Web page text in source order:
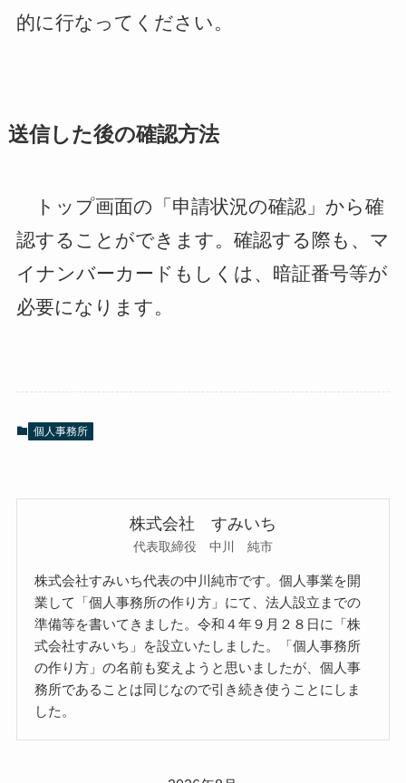
的に行なってください。
送信した後の確認方法
トップ画面の「申請状況の確認」から確
認することができます。確認する際も、マ
イナンバーカードもしくは、暗証番号等が
必要になります。
個人事務所
株式会社 すみいち
代表取締役 中川 純市
株式会社すみいち代表の中川純市です。個人事業を開
業して「個人事務所の作り方」にて、法人設立までの
準備等を書いてきました。令和４年９月２８日に「株
式会社すみいち」を設立いたしました。「個人事務所
の作り方」の名前も変えようと思いましたが、個人事
務所であることは同じなので引き続き使うことにしま
した。